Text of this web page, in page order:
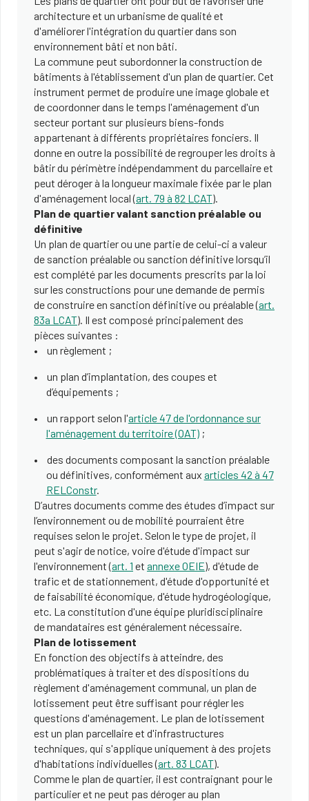
architecture et un urbanisme de qualité et
d'améliorer l'intégration du quartier dans son
environnement bâti et non bâti.
La commune peut subordonner la construction de
bâtiments à l'établissement d'un plan de quartier. Cet
instrument permet de produire une image globale et
de coordonner dans le temps l'aménagement d'un
secteur portant sur plusieurs biens-fonds
appartenant à différents propriétaires fonciers. Il
donne en outre la possibilité de regrouper les droits à
bâtir du périmètre indépendamment du parcellaire et
peut déroger à la longueur maximale fixée par le plan
d'aménagement local (art. 79 à 82 LCAT).
Plan de quartier valant sanction préalable ou
définitive
Un plan de quartier ou une partie de celui-ci a valeur
de sanction préalable ou sanction définitive lorsqu’il
est complété par les documents prescrits par la loi
sur les constructions pour une demande de permis
de construire en sanction définitive ou préalable (art.
83a LCAT). Il est composé principalement des
pièces suivantes :
un règlement ;
un plan d’implantation, des coupes et
d’équipements ;
un rapport selon l'article 47 de l'ordonnance sur
l'aménagement du territoire (OAT);
des documents composant la sanction préalable
ou définitives, conformément aux articles 42 à 47
RELConstr.
D’autres documents comme des études d’impact sur
l’environnement ou de mobilité pourraient être
requises selon le projet. Selon le type de projet, il
peut s'agir de notice, voire d'étude d'impact sur
l'environnement (art. 1 et annexe OEIE), d'étude de
trafic et de stationnement, d'étude d'opportunité et
de faisabilité économique, d'étude hydrogéologique,
etc. La constitution d'une équipe pluridisciplinaire
de mandataires est généralement nécessaire.
Plan de lotissement
En fonction des objectifs à atteindre, des
problématiques à traiter et des dispositions du
règlement d'aménagement communal, un plan de
lotissement peut être suffisant pour régler les
questions d'aménagement. Le plan de lotissement
est un plan parcellaire et d'infrastructures
techniques, qui s'applique uniquement à des projets
d'habitations individuelles (art. 83 LCAT).
Comme le plan de quartier, il est contraignant pour le
particulier et ne peut pas déroger au plan